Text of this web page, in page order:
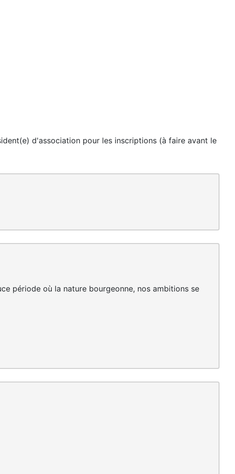
période où la nature bourgeonne, nos ambitions se
d'association pour les inscriptions (à faire avant le